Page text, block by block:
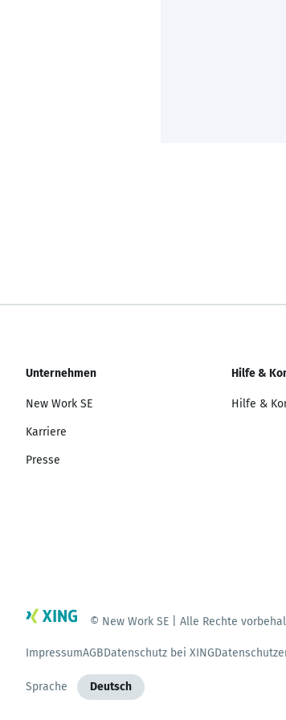
Unternehmen
New Work SE
Karriere
Presse
Hilfe &
Hilfe &
© New Work SE | Alle Rechte
ImpressumAGBDatenschutz bei XING
Sprache Deutsch